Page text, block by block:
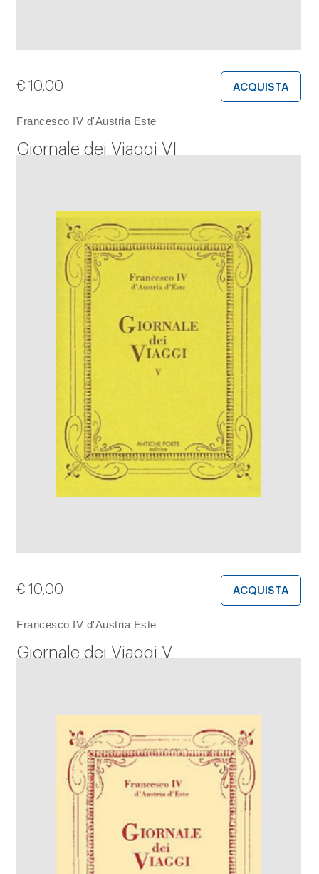
Francesco IV d'Austria Este
Giornale dei Viaggi VI
€ 10,00 ACQUISTA
Francesco IV d'Austria Este
Giornale dei Viaggi V
€ 10,00 ACQUISTA